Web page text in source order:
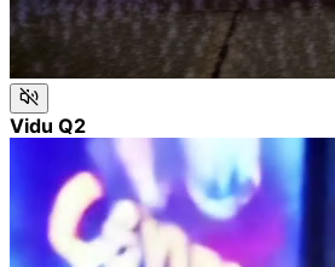
Vidu Q2